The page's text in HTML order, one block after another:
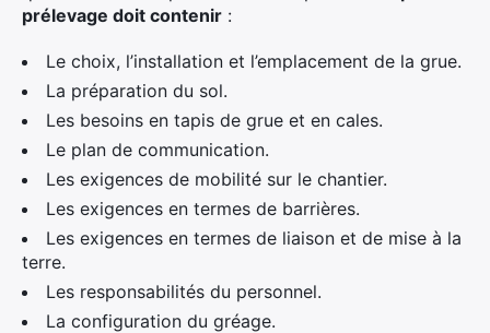
prélevage doit contenir :
Le choix, l’installation et l’emplacement de la grue.
La préparation du sol.
Les besoins en tapis de grue et en cales.
Le plan de communication.
Les exigences de mobilité sur le chantier.
Les exigences en termes de barrières.
Les exigences en termes de liaison et de mise à la
terre.
Les responsabilités du personnel.
La configuration du gréage.
Rechercher
: